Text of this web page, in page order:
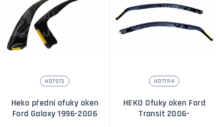
HDT973
Heko přední ofuky oken
Ford Galaxy 1996-2006
HDT1114
HEKO Ofuky oken Ford
Transit 2006-